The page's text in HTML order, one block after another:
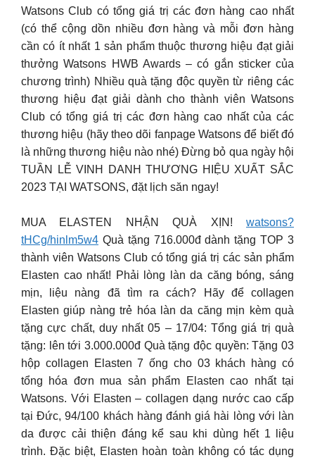
Watsons Club có tổng giá trị các đơn hàng cao nhất
(có thể cộng dồn nhiều đơn hàng và mỗi đơn hàng
cần có ít nhất 1 sản phẩm thuộc thương hiệu đạt giải
thưởng Watsons HWB Awards – có gắn sticker của
chương trình) Nhiều quà tặng độc quyền từ riêng các
thương hiệu đạt giải dành cho thành viên Watsons
Club có tổng giá trị các đơn hàng cao nhất của các
thương hiệu (hãy theo dõi fanpage Watsons để biết đó
là những thương hiệu nào nhé) Đừng bỏ qua ngày hội
TUẦN LỄ VINH DANH THƯƠNG HIỆU XUẤT SẮC
2023 TẠI WATSONS, đặt lịch săn ngay!
MUA ELASTEN NHẬN QUÀ XỊN! watsons?
tHCg/hinlm5w4 Quà tặng 716.000đ dành tặng TOP 3
thành viên Watsons Club có tổng giá trị các sản phẩm
Elasten cao nhất! Phải lòng làn da căng bóng, sáng
mịn, liệu nàng đã tìm ra cách? Hãy để collagen
Elasten giúp nàng trẻ hóa làn da căng mịn kèm quà
tặng cực chất, duy nhất 05 – 17/04: Tổng giá trị quà
tặng: lên tới 3.000.000đ Quà tặng độc quyền: Tặng 03
hộp collagen Elasten 7 ống cho 03 khách hàng có
tổng hóa đơn mua sản phẩm Elasten cao nhất tại
Watsons. Với Elasten – collagen dạng nước cao cấp
tại Đức, 94/100 khách hàng đánh giá hài lòng với làn
da được cải thiện đáng kể sau khi dùng hết 1 liệu
trình. Đặc biệt, Elasten hoàn toàn không có tác dụng